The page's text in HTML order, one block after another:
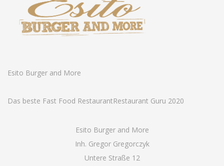
Esito Burger and More
Das beste Fast Food RestaurantRestaurant Guru 2020
Esito Burger and More
Inh. Gregor Gregorczyk
Untere Straße 12